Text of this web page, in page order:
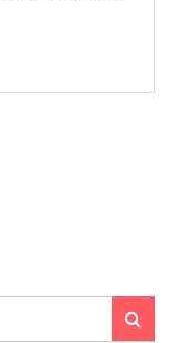
Search